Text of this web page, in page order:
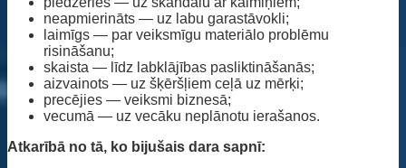
neapmierināts — uz labu garastāvokli;
laimīgs — par veiksmīgu materiālo problēmu
risināšanu;
skaista — līdz labklājības pasliktināšanās;
aizvainots — uz šķēršļiem ceļā uz mērķi;
precējies — veiksmi biznesā;
vecumā — uz vecāku neplānotu ierašanos.
Atkarībā no tā, ko bijušais dara sapnī: